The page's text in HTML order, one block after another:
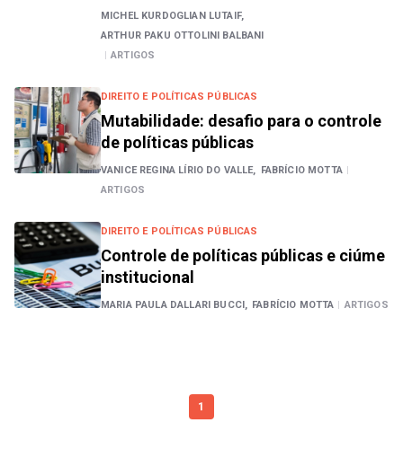
MICHEL KURDOGLIAN LUTAIF,
ARTHUR PAKU OTTOLINI BALBANI
| ARTIGOS
DIREITO E POLÍTICAS PÚBLICAS
Mutabilidade: desafio para o controle
de políticas públicas
VANICE REGINA LÍRIO DO VALLE, FABRÍCIO MOTTA |
ARTIGOS
DIREITO E POLÍTICAS PÚBLICAS
Controle de políticas públicas e ciúme
institucional
MARIA PAULA DALLARI BUCCI, FABRÍCIO MOTTA | ARTIGOS
1